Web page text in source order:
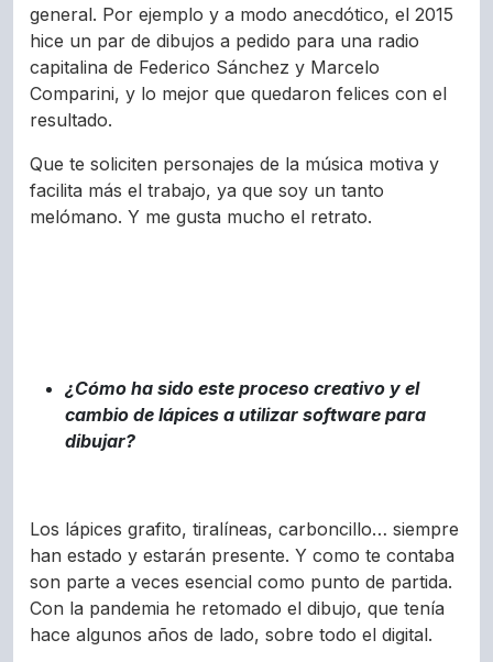
general. Por ejemplo y a modo anecdótico, el 2015
hice un par de dibujos a pedido para una radio
capitalina de Federico Sánchez y Marcelo
Comparini, y lo mejor que quedaron felices con el
resultado.
Que te soliciten personajes de la música motiva y
facilita más el trabajo, ya que soy un tanto
melómano. Y me gusta mucho el retrato.
¿Cómo ha sido este proceso creativo y el
cambio de lápices a utilizar software para
dibujar?
Los lápices grafito, tiralíneas, carboncillo… siempre
han estado y estarán presente. Y como te contaba
son parte a veces esencial como punto de partida.
Con la pandemia he retomado el dibujo, que tenía
hace algunos años de lado, sobre todo el digital.